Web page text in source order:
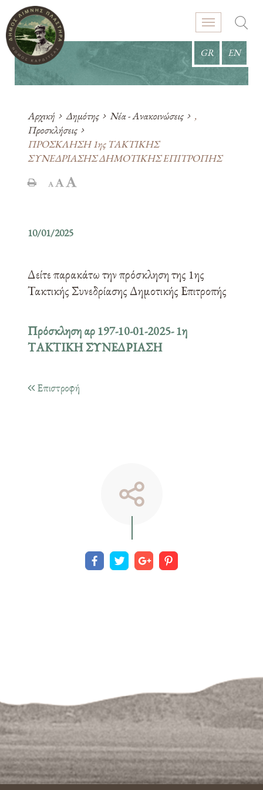
GR EN
Αρχική Δημότης Νέα - Ανακοινώσεις
,
Προσκλήσεις
ΠΡΟΣΚΛΗΣΗ 1ης ΤΑΚΤΙΚΗΣ
ΣΥΝΕΔΡΙΑΣΗΣ ΔΗΜΟΤΙΚΗΣ ΕΠΙΤΡΟΠΗΣ
10/01/2025
Δείτε παρακάτω την πρόσκληση της 1ης
Τακτικής Συνεδρίασης Δημοτικής Επιτροπής
Πρόσκληση αρ 197-10-01-2025- 1η
ΤΑΚΤΙΚΗ ΣΥΝΕΔΡΙΑΣΗ
Επιστροφή